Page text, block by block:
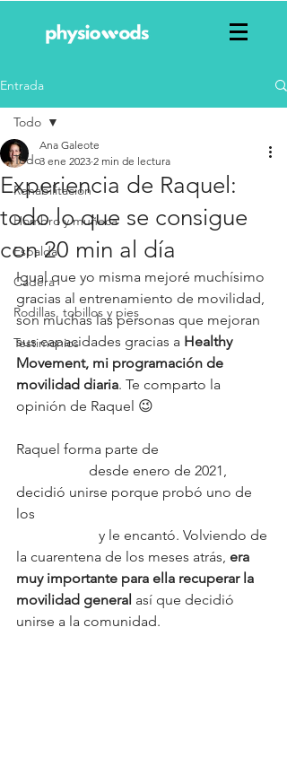
Entrada
Todo
Rehabilitación
Hombro y muñeca
Espalda
Cadera
Rodillas, tobillos y pies
Testimonios
Todo
Experiencia de Raquel:
todo lo que se consigue
con 20 min al día
Ana Galeote
3 ene 2023 2 min de lectura
Igual que yo misma mejoré muchísimo
gracias al entrenamiento de movilidad,
son muchas las personas que mejoran
sus capacidades gracias a Healthy
Movement, mi programación de
movilidad diaria. Te comparto la
opinión de Raquel 😉
Raquel forma parte de
desde enero de 2021,
decidió unirse porque probó uno de
los
y le encantó. Volviendo de
la cuarentena de los meses atrás, era
muy importante para ella recuperar la
movilidad general así que decidió
unirse a la comunidad.